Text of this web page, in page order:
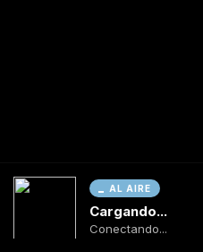
AL AIRE
Cargando...
Conectando...